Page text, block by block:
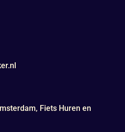
Fiets Huren en